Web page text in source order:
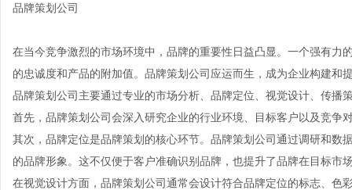
品牌策划公司
在当今竞争激烈的市场环境中，品牌的重要性日益凸显。一个强有力
的忠诚度和产品的附加值。品牌策划公司应运而生，成为企业构建和
品牌策划公司主要通过专业的市场分析、品牌定位、视觉设计、传播
首先，品牌策划公司会深入研究企业的行业环境、目标客户以及竞争
其次，品牌定位是品牌策划的核心环节。品牌策划公司通过调研和数
的品牌形象。这不仅便于客户准确识别品牌，也提升了品牌在目标市
在视觉设计方面，品牌策划公司通常会设计符合品牌定位的标志、色